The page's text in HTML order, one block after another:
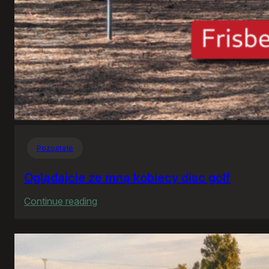
Pozostałe
Oglądajcie ze mną kobiecy disc golf
Continue reading
ze
kobiecy